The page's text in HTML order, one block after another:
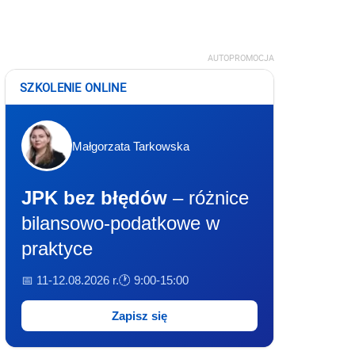
AUTOPROMOCJA
SZKOLENIE ONLINE
Małgorzata Tarkowska
JPK bez błędów – różnice
bilansowo-podatkowe w
praktyce
📅 11-12.08.2026 r.🕐 9:00-15:00
Zapisz się